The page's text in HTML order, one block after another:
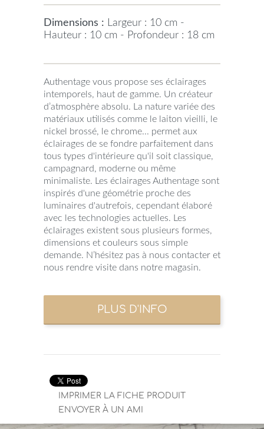
Dimensions : Largeur : 10 cm -
Hauteur : 10 cm - Profondeur : 18 cm
Authentage vous propose ses éclairages
intemporels, haut de gamme. Un créateur
d’atmosphère absolu. La nature variée des
matériaux utilisés comme le laiton vieilli, le
nickel brossé, le chrome... permet aux
éclairages de se fondre parfaitement dans
tous types d'intérieure qu'il soit classique,
campagnard, moderne ou même
minimaliste. Les éclairages Authentage sont
inspirés d'une géométrie proche des
luminaires d'autrefois, cependant élaboré
avec les technologies actuelles. Les
éclairages existent sous plusieurs formes,
dimensions et couleurs sous simple
demande. N’hésitez pas à nous contacter et
nous rendre visite dans notre magasin.
IMPRIMER LA FICHE PRODUIT
ENVOYER À UN AMI